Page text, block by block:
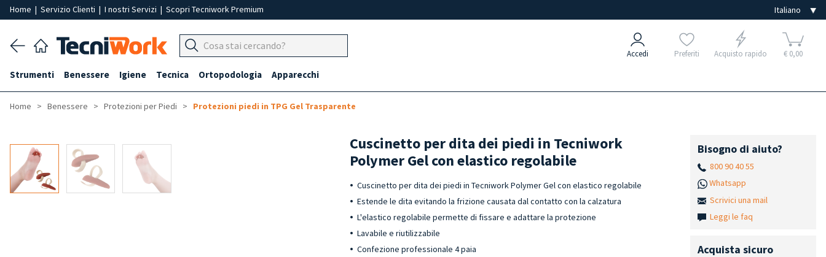
Home | Servizio Clienti | I nostri Servizi | Scopri Tecniwork Premium
Accedi Preferiti Acquisto rapido € 0,00
Strumenti Benessere Igiene Tecnica Ortopodologia Apparecchi
Home Benessere Protezioni per Piedi Protezioni piedi in TPG Gel Trasparente
Cuscinetto per dita dei piedi in Tecniwork
Polymer Gel con elastico regolabile
Cuscinetto per dita dei piedi in Tecniwork Polymer Gel con elastico regolabile
Estende le dita evitando la frizione causata dal contatto con la calzatura
L'elastico regolabile permette di fissare e adattare la protezione
Lavabile e riutilizzabile
Confezione professionale 4 paia
Bisogno di aiuto?
800 90 40 55
Whatsapp
Scrivici una mail
Leggi le faq
Acquista sicuro